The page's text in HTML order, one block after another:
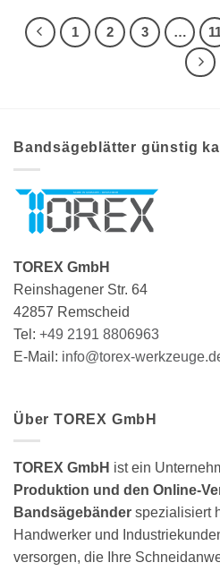
1 2 3 …
Bandsägeblätter günstig
TOREX GmbH
Reinshagener Str. 64
42857 Remscheid
Tel: +49 2191 8806963
E-Mail: info@torex-
Über TOREX GmbH
TOREX GmbH ist ein
Produktion und den Online-
Bandsägebänder spezialisiert
Handwerker und
versorgen, die Ihre